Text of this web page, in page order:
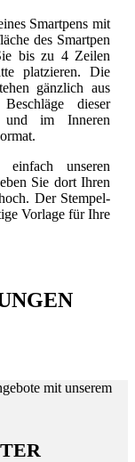
Smartpens mit
des Smartpen
bis zu 4 Zeilen
platzieren. Die
gänzlich aus
dieser
und im Inneren
unseren
Sie dort Ihren
Der Stempel-
Vorlage für Ihre